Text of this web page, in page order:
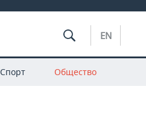
EN
Спорт Общество